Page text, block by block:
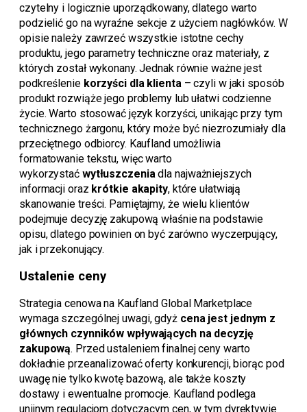
czytelny i logicznie uporządkowany, dlatego warto
podzielić go na wyraźne sekcje z użyciem nagłówków. W
opisie należy zawrzeć wszystkie istotne cechy
produktu, jego parametry techniczne oraz materiały, z
których został wykonany. Jednak równie ważne jest
podkreślenie korzyści dla klienta – czyli w jaki sposób
produkt rozwiąże jego problemy lub ułatwi codzienne
życie. Warto stosować język korzyści, unikając przy tym
technicznego żargonu, który może być niezrozumiały dla
przeciętnego odbiorcy. Kaufland umożliwia
formatowanie tekstu, więc warto
wykorzystać wytłuszczenia dla najważniejszych
informacji oraz krótkie akapity, które ułatwiają
skanowanie treści. Pamiętajmy, że wielu klientów
podejmuje decyzję zakupową właśnie na podstawie
opisu, dlatego powinien on być zarówno wyczerpujący,
jak i przekonujący.
Ustalenie ceny
Strategia cenowa na Kaufland Global Marketplace
wymaga szczególnej uwagi, gdyż cena jest jednym z
głównych czynników wpływających na decyzję
zakupową. Przed ustaleniem finalnej ceny warto
dokładnie przeanalizować oferty konkurencji, biorąc pod
uwagę nie tylko kwotę bazową, ale także koszty
dostawy i ewentualne promocje. Kaufland podlega
unijnym regulacjom dotyczącym cen, w tym dyrektywie